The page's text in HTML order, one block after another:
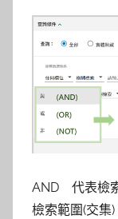
AND 代表檢
檢索範圍(交集)